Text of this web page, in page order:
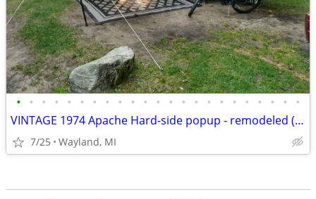
• • • • • • • • • • • • • • • • • • • • • • •
VINTAGE 1974 Apache Hard-side popup - remodeled (Lower Price) - OBO
7/25 Wayland, MI